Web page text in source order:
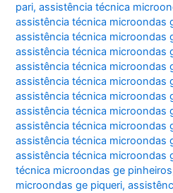
pari,assistência técnica
assistência técnica microondas
assistência técnica microondas
assistência técnica microondas
assistência técnica microondas
assistência técnica microondas
assistência técnica microondas
assistência técnica microondas
assistência técnica microondas
assistência técnica microondas
assistência técnica microondas
técnica microondas ge pinheiros
microondas ge piqueri,